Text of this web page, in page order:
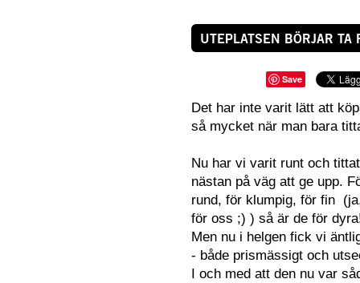
UTEPLATSEN BÖRJAR TA
Save
Det har inte varit lätt att
så mycket när man bara
Nu har vi varit runt och
nästan på väg att ge upp.
rund, för klumpig, för fin
för oss ;) ) så är de för
Men nu i helgen fick vi
- både prismässigt och
I och med att den nu var